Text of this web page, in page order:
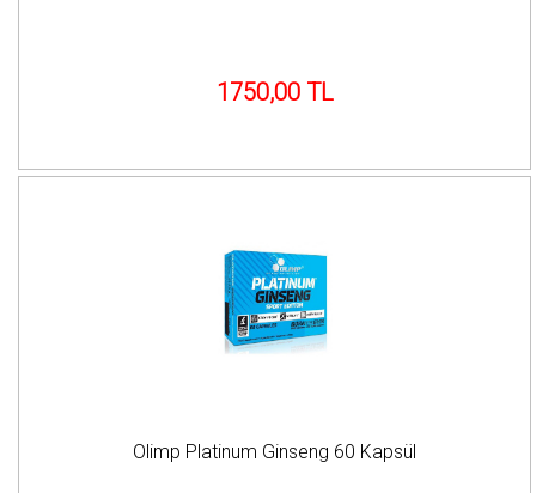
1750,00 TL
Olimp Platinum Ginseng 60 Kapsül